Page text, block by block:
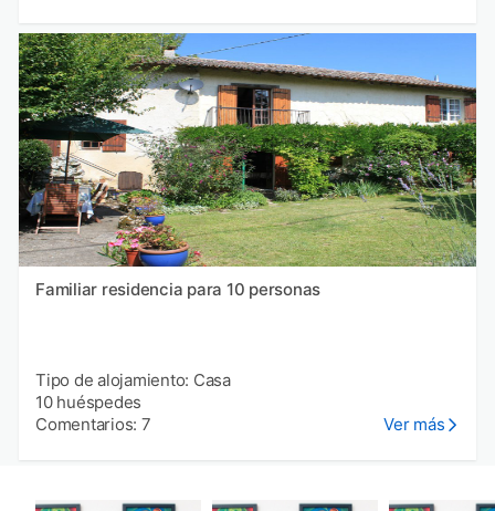
Familiar residencia para 10 personas
Tipo de alojamiento: Casa
10 huéspedes
Comentarios: 7
Ver más